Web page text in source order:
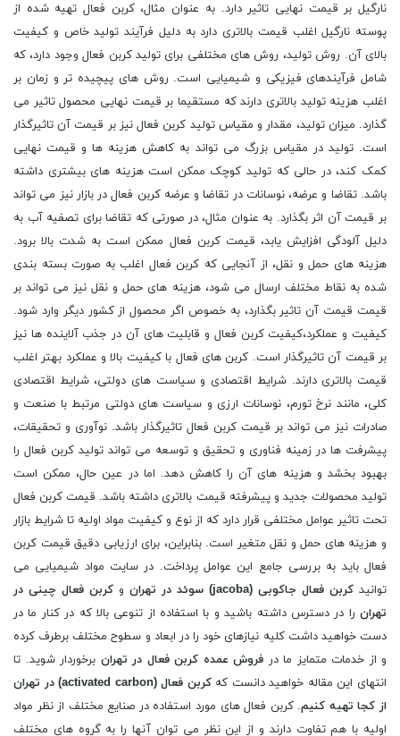
نارگیل بر قیمت نهایی تاثیر دارد. به عنوان مثال، کربن فعال تهیه شده از
پوسته نارگیل اغلب قیمت بالاتری دارد به دلیل فرآیند تولید خاص و کیفیت
بالای آن. روش تولید، روش های مختلفی برای تولید کربن فعال وجود دارد، که
شامل فرآیندهای فیزیکی و شیمیایی است. روش های پیچیده تر و زمان بر
اغلب هزینه تولید بالاتری دارند که مستقیما بر قیمت نهایی محصول تاثیر می
گذارد. میزان تولید، مقدار و مقیاس تولید کربن فعال نیز بر قیمت آن تاثیرگذار
است. تولید در مقیاس بزرگ می تواند به کاهش هزینه ها و قیمت نهایی
کمک کند، در حالی که تولید کوچک ممکن است هزینه های بیشتری داشته
باشد. تقاضا و عرضه، نوسانات در تقاضا و عرضه کربن فعال در بازار نیز می تواند
بر قیمت آن اثر بگذارد. به عنوان مثال، در صورتی که تقاضا برای تصفیه آب به
دلیل آلودگی افزایش یابد، قیمت کربن فعال ممکن است به شدت بالا برود.
هزینه های حمل و نقل، از آنجایی که کربن فعال اغلب به صورت بسته بندی
شده به نقاط مختلف ارسال می شود، هزینه های حمل و نقل نیز می تواند بر
قیمت قیمت آن تاثیر بگذارد، به خصوص اگر محصول از کشور دیگر وارد شود.
کیفیت و عملکرد،کیفیت کربن فعال و قابلیت های آن در جذب آلاینده ها نیز
بر قیمت آن تاثیرگذار است. کربن های فعال با کیفیت بالا و عملکرد بهتر اغلب
قیمت بالاتری دارند. شرایط اقتصادی و سیاست های دولتی، شرایط اقتصادی
کلی، مانند نرخ تورم، نوسانات ارزی و سیاست های دولتی مرتبط با صنعت و
صادرات نیز می تواند بر قیمت کربن فعال تاثیرگذار باشد. نوآوری و تحقیقات،
پیشرفت ها در زمینه فناوری و تحقیق و توسعه می تواند تولید کربن فعال را
بهبود بخشد و هزینه های آن را کاهش دهد. اما در عین حال، ممکن است
تولید محصولات جدید و پیشرفته قیمت بالاتری داشته باشد. قیمت کربن فعال
تحت تاثیر عوامل مختلفی قرار دارد که از نوع و کیفیت مواد اولیه تا شرایط بازار
و هزینه های حمل و نقل متغیر است. بنابراین، برای ارزیابی دقیق قیمت کربن
فعال باید به بررسی جامع این عوامل پرداخت. در سایت مواد شیمیایی می
توانید کربن فعال جاکوبی (jacoba) سوئد در تهران و کربن فعال چینی در
تهران را در دسترس داشته باشید و با استفاده از تنوعی بالا که در کنار ما در
دست خواهید داشت کلیه نیازهای خود را در ابعاد و سطوح مختلف برطرف کرده
و از خدمات متمایز ما در فروش عمده کربن فعال در تهران برخوردار شوید. تا
انتهای این مقاله خواهید دانست کهکربن فعال (activated carbon) در تهران
از کجا تهیه کنیم. کربن فعال های مورد استفاده در صنایع مختلف از نظر مواد
اولیه با هم تفاوت دارند و از این نظر می توان آنها را به گروه های مختلف